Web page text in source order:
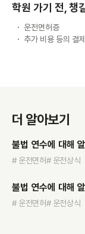
학원 가기 전, 챙
운전면허증
추가 비용 등의 결
더 알아보기
불법 연수에 대해
# 운전면허# 운전상식
불법 연수에 대해
# 운전면허# 운전상식